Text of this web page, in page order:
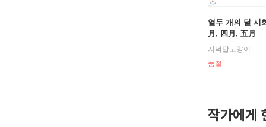
열두 개의 달 시
月, 四月, 五月
저녁달고양이
품절
작가에게